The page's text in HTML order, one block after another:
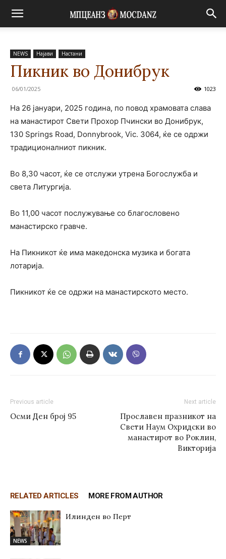
NEWS Најави Настани
Пикник во Донибрук
06/01/2025 1023
На 26 јануари, 2025 година, по повод храмовата слава
на манастирот Свети Прохор Пчински во Донибрук,
130 Springs Road, Donnybrook, Vic. 3064, ќе се одржи
традиционалниот пикник.
Во 8,30 часот, ќе се отслужи утрена Богослужба и
света Литургија.
Во 11,00 часот послужување со благословено
манастирско гравче.
На Пикникот ќе има македонска музика и богата
лотарија.
Пикникот ќе се одржи на манастирското место.
Previous article
Осми Ден број 95
Next article
Прославен празникот на
Свети Наум Охридски во
манастирот во Роклин,
Викторија
RELATED ARTICLES MORE FROM AUTHOR
NEWS
Илинден во Перт